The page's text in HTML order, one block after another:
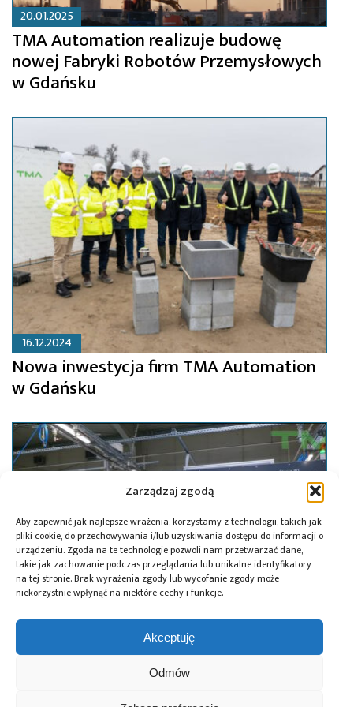
Zarządzaj zgodą
Aby zapewnić jak najlepsze wrażenia, korzystamy z technologii, takich jak
pliki cookie, do przechowywania i/lub uzyskiwania dostępu do informacji o
urządzeniu. Zgoda na te technologie pozwoli nam przetwarzać dane,
takie jak zachowanie podczas przeglądania lub unikalne identyfikatory
na tej stronie. Brak wyrażenia zgody lub wycofanie zgody może
niekorzystnie wpłynąć na niektóre cechy i funkcje.
Akceptuję
Odmów
20.01.2025
TMA Automation realizuje budowę
nowej Fabryki Robotów Przemysłowych
w Gdańsku
16.12.2024
Nowa inwestycja firm TMA Automation
w Gdańsku
Nowa linia produkcyjna dla przemysłu